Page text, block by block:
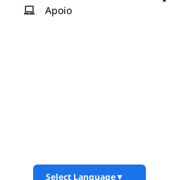
Apoio
Select Language▼